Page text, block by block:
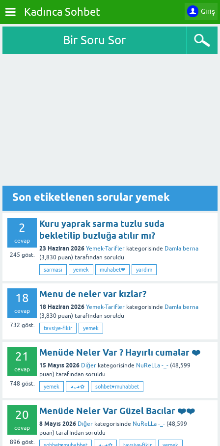
Giriş
Kadınca Sohbet
Bir Soru Sor
Son etiketlenen sorular yemek
2
cevap
245 göst.
Kuru yaprak sarma tuzlu suda
bekletilip buzluğa atılır mı?
23 Haziran 2026 Yemek-Tarifler kategorisinde Damla berna
(3,830 puan) tarafından soruldu
sarmasi yemek muhabet❤ yardım
18
cevap
732 göst.
Menu de neler var kızlar?
18 Haziran 2026 Yemek-Tarifler kategorisinde Damla berna
(3,830 puan) tarafından soruldu
tavsiye-fikir yemek
21
cevap
748 göst.
Menüde Neler Var ? Hayırlı cumalar ❤️
15 Mayıs 2026 Diğer kategorisinde NuReLLa -_- (48,599
puan) tarafından soruldu
yemek ◕ᴗ◕✿ sohbet♥️muhabbet
20
cevap
896 göst.
Menüde Neler Var Güzel Bacılar ❤️❤️
8 Mayıs 2026 Diğer kategorisinde NuReLLa -_- (48,599
puan) tarafından soruldu